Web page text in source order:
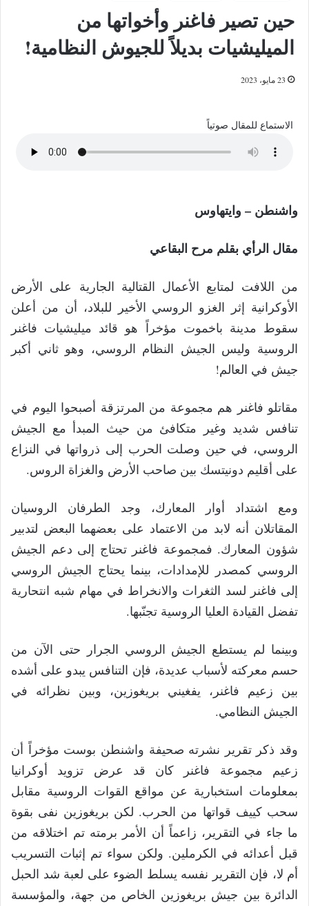
حين تصير فاغنر وأخواتها من
الميليشيات بديلاً للجيوش النظامية!
23 مايو، 2023
الاستماع للمقال صوتياً
واشنطن – وايتهاوس
مقال الرأي بقلم مرح البقاعي
من اللافت لمتابع الأعمال القتالية الجارية على الأرض
الأوكرانية إثر الغزو الروسي الأخير للبلاد، أن من أعلن
سقوط مدينة باخموت مؤخراً هو قائد ميليشيات فاغنر
الروسية وليس الجيش النظام الروسي، وهو ثاني أكبر
جيش في العالم!
مقاتلو فاغنر هم مجموعة من المرتزقة أصبحوا اليوم في
تنافس شديد وغير متكافئ من حيث المبدأ مع الجيش
الروسي، في حين وصلت الحرب إلى ذرواتها في النزاع
على أقليم دونيتسك بين صاحب الأرض والغزاة الروس.
ومع اشتداد أوار المعارك، وجد الطرفان الروسيان
المقاتلان أنه لابد من الاعتماد على بعضهما البعض لتدبير
شؤون المعارك. فمجموعة فاغنر تحتاج إلى دعم الجيش
الروسي كمصدر للإمدادات، بينما يحتاج الجيش الروسي
إلى فاغنر لسد الثغرات والانخراط في مهام شبه انتحارية
تفضل القيادة العليا الروسية تجنّبها.
وبينما لم يستطع الجيش الروسي الجرار حتى الآن من
حسم معركته لأسباب عديدة، فإن التنافس يبدو على أشده
بين زعيم فاغنر، يفغيني بريغوزين، وبين نظرائه في
الجيش النظامي.
وقد ذكر تقرير نشرته صحيفة واشنطن بوست مؤخراً أن
زعيم مجموعة فاغنر كان قد عرض تزويد أوكرانيا
بمعلومات استخبارية عن مواقع القوات الروسية مقابل
سحب كييف قواتها من الحرب. لكن بريغوزين نفى بقوة
ما جاء في التقرير، زاعماً أن الأمر برمته تم اختلاقه من
قبل أعدائه في الكرملين. ولكن سواء تم إثبات التسريب
أم لا، فإن التقرير نفسه يسلط الضوء على لعبة شد الحبل
الدائرة بين جيش بريغوزين الخاص من جهة، والمؤسسة